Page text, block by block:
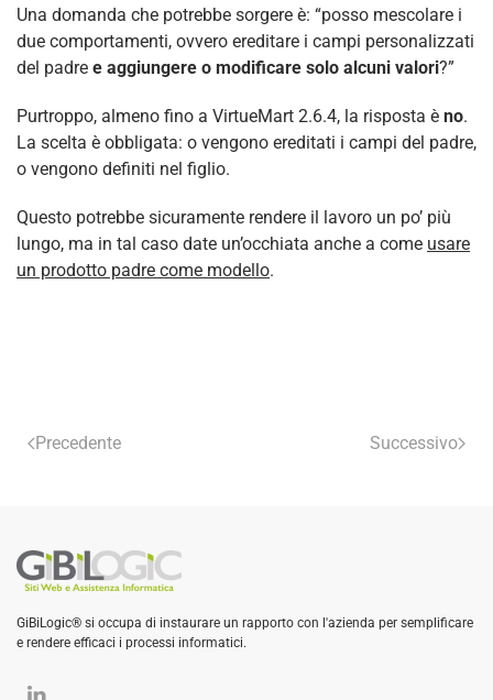
Una domanda che potrebbe sorgere è: “posso mescolare i
due comportamenti, ovvero ereditare i campi personalizzati
del padre e aggiungere o modificare solo alcuni valori?”
Purtroppo, almeno fino a VirtueMart 2.6.4, la risposta è no.
La scelta è obbligata: o vengono ereditati i campi del padre,
o vengono definiti nel figlio.
Questo potrebbe sicuramente rendere il lavoro un po’ più
lungo, ma in tal caso date un’occhiata anche a come usare
un prodotto padre come modello.
Precedente Successivo
GiBiLogic® si occupa di instaurare un rapporto con l'azienda per semplificare
e rendere efficaci i processi informatici.